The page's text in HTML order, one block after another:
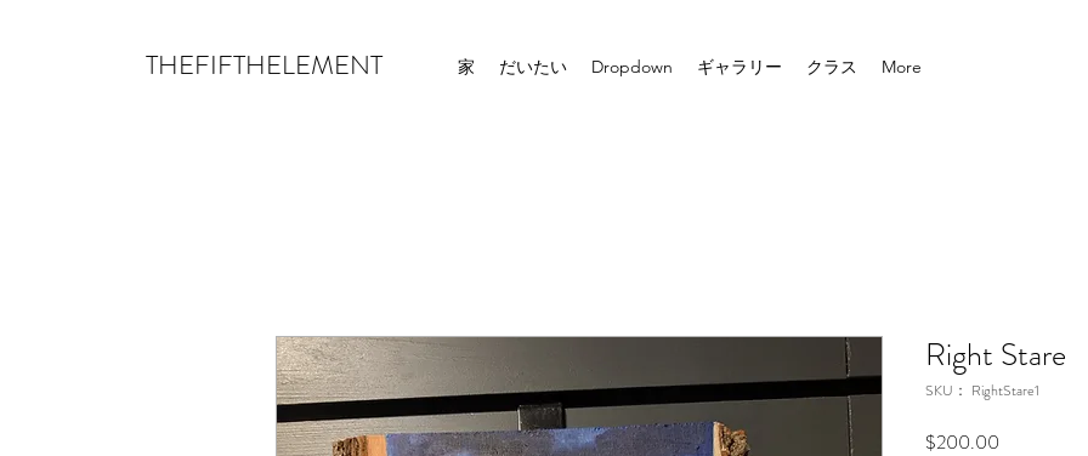
THEFIFTHELEMENT 家 だいたい Dropdown ギャラリー クラス More
Right Stare
SKU： RightStare1
$200.00